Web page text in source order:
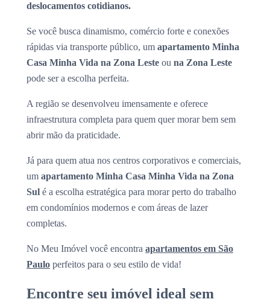
deslocamentos cotidianos.
Se você busca dinamismo, comércio forte e conexões
rápidas via transporte público, um apartamento Minha
Casa Minha Vida na Zona Leste ou na Zona Leste
pode ser a escolha perfeita.
A região se desenvolveu imensamente e oferece
infraestrutura completa para quem quer morar bem sem
abrir mão da praticidade.
Já para quem atua nos centros corporativos e comerciais,
um apartamento Minha Casa Minha Vida na Zona
Sul é a escolha estratégica para morar perto do trabalho
em condomínios modernos e com áreas de lazer
completas.
No Meu Imóvel você encontra apartamentos em São
Paulo perfeitos para o seu estilo de vida!
Encontre seu imóvel ideal sem